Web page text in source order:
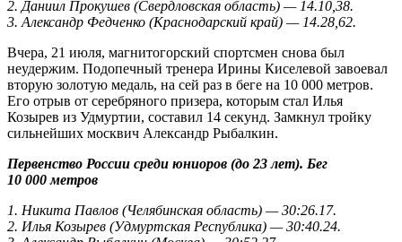
2. Даниил Прокушев (Свердловская область) — 14.10,38.
3. Александр Федченко (Краснодарский край) — 14.28,62.
Вчера, 21 июля, магнитогорский спортсмен снова был
неудержим. Подопечный тренера Ирины Киселевой завоевал
вторую золотую медаль, на сей раз в беге на 10 000 метров.
Его отрыв от серебряного призера, которым стал Илья
Козырев из Удмуртии, составил 14 секунд. Замкнул тройку
сильнейших москвич Александр Рыбалкин.
Первенство России среди юниоров (до 23 лет). Бег
10 000 метров
1. Никита Павлов (Челябинская область) — 30:26.17.
2. Илья Козырев (Удмуртская Республика) — 30:40.24.